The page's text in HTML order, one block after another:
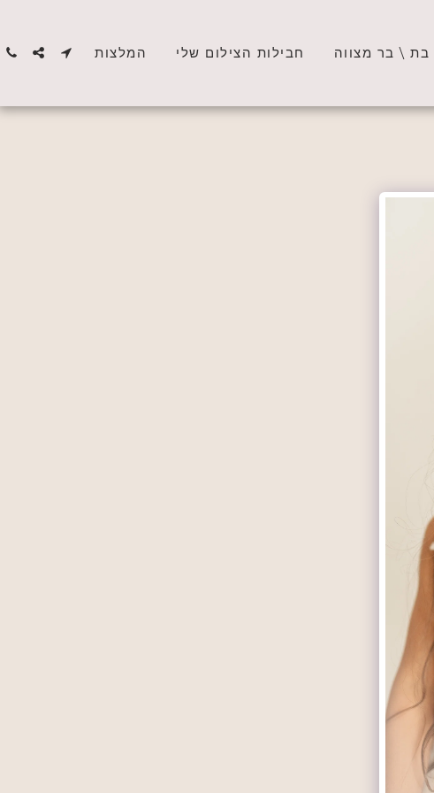
בת \ בר מצווה חבילות הצילום שלי המלצות